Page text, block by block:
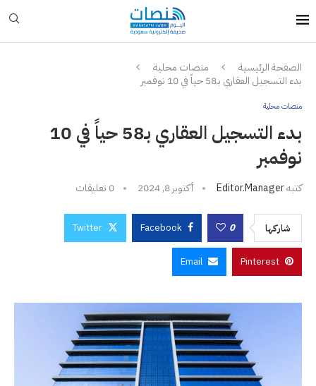
الصفحة الرئيسية
منصات محلية
بدء التسجيل العقاري بـ58 حياً في 10 نوفمبر
منصات محلية
بدء التسجيل العقاري بـ58 حياً في 10
نوفمبر
كتبهEditor.manager أكتوبر 8, 2024 0 تعليقات
شاركها 0
Facebook
Twitter
Pinterest
Email